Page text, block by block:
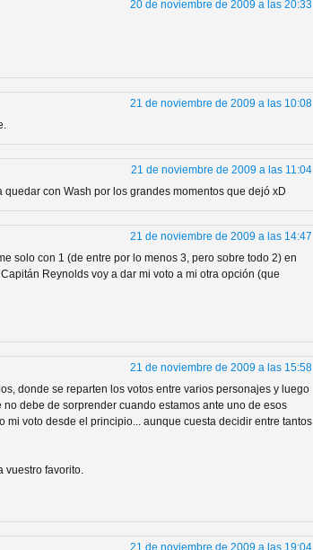
de viajes en el tiempo
que no es
de Amazon
20 de noviembre de 2009 a las 20:33
21 de noviembre de 2009 a las 10:08
21 de noviembre de 2009 a las 11:04
con Wash por los grandes momentos que dejó xD
21 de noviembre de 2009 a las 14:47
solo con 1 (de entre por lo menos 3, pero sobre todo 2) en
Reynolds voy a dar mi voto a mi otra opción (que
21 de noviembre de 2009 a las 15:58
donde se reparten los votos entre varios personajes y luego
debe de sorprender cuando estamos ante uno de esos
mi voto desde el principio... aunque cuesta decidir entre tantos
vuestro favorito.
21 de noviembre de 2009 a las 19:04